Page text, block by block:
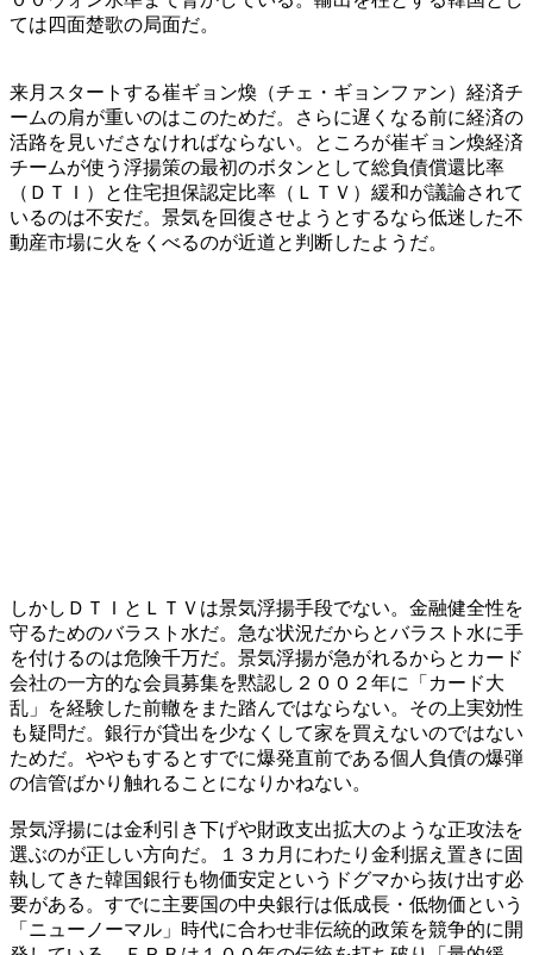
ては四面楚歌の局面だ。
来月スタートする崔ギョン煥（チェ・ギョンファン）経済チ
ームの肩が重いのはこのためだ。さらに遅くなる前に経済の
活路を見いださなければならない。ところが崔ギョン煥経済
チームが使う浮揚策の最初のボタンとして総負債償還比率
（ＤＴＩ）と住宅担保認定比率（ＬＴＶ）緩和が議論されて
いるのは不安だ。景気を回復させようとするなら低迷した不
動産市場に火をくべるのが近道と判断したようだ。
しかしＤＴＩとＬＴＶは景気浮揚手段でない。金融健全性を
守るためのバラスト水だ。急な状況だからとバラスト水に手
を付けるのは危険千万だ。景気浮揚が急がれるからとカード
会社の一方的な会員募集を黙認し２００２年に「カード大
乱」を経験した前轍をまた踏んではならない。その上実効性
も疑問だ。銀行が貸出を少なくして家を買えないのではない
ためだ。ややもするとすでに爆発直前である個人負債の爆弾
の信管ばかり触れることになりかねない。
景気浮揚には金利引き下げや財政支出拡大のような正攻法を
選ぶのが正しい方向だ。１３カ月にわたり金利据え置きに固
執してきた韓国銀行も物価安定というドグマから抜け出す必
要がある。すでに主要国の中央銀行は低成長・低物価という
「ニューノーマル」時代に合わせ非伝統的政策を競争的に開